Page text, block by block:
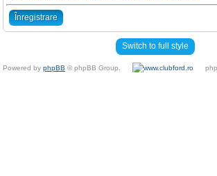
Înregistrare
Switch to full style
Powered by phpBB © phpBB Group.